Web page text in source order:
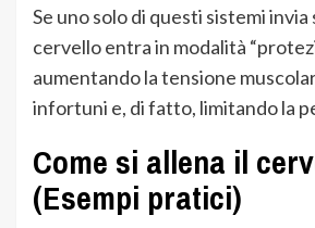
Se uno solo di questi sistemi invia
cervello entra in modalità
aumentando la tensione
infortuni e, di fatto, limitando la
Come si allena il
(Esempi pratici)